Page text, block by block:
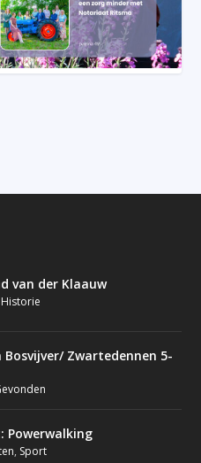
van der Klaauw
Zwartedennen 5-
Powerwalking
, Sport